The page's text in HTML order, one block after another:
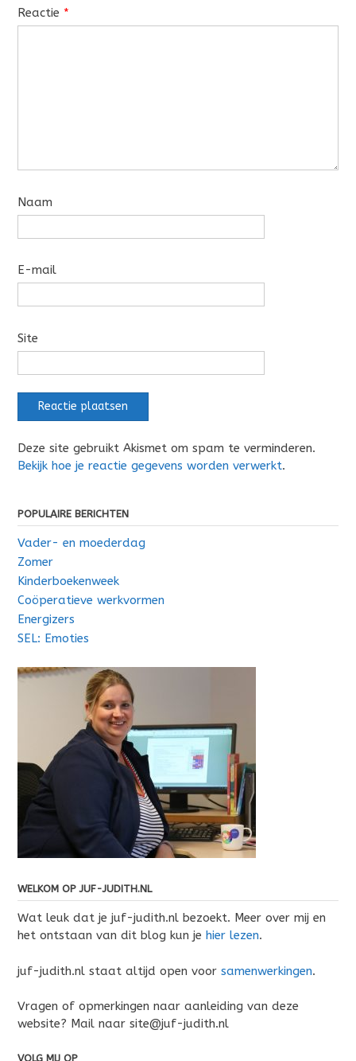
Reactie *
Naam
E-mail
Site
Deze site gebruikt Akismet om spam te verminderen.
Bekijk hoe je reactie gegevens worden verwerkt.
POPULAIRE BERICHTEN
Vader- en moederdag
Zomer
Kinderboekenweek
Coöperatieve werkvormen
Energizers
SEL: Emoties
WELKOM OP JUF-JUDITH.NL
Wat leuk dat je juf-judith.nl bezoekt. Meer over mij en
het ontstaan van dit blog kun je hier lezen.
juf-judith.nl staat altijd open voor samenwerkingen.
Vragen of opmerkingen naar aanleiding van deze
website? Mail naar site@juf-judith.nl
VOLG MIJ OP